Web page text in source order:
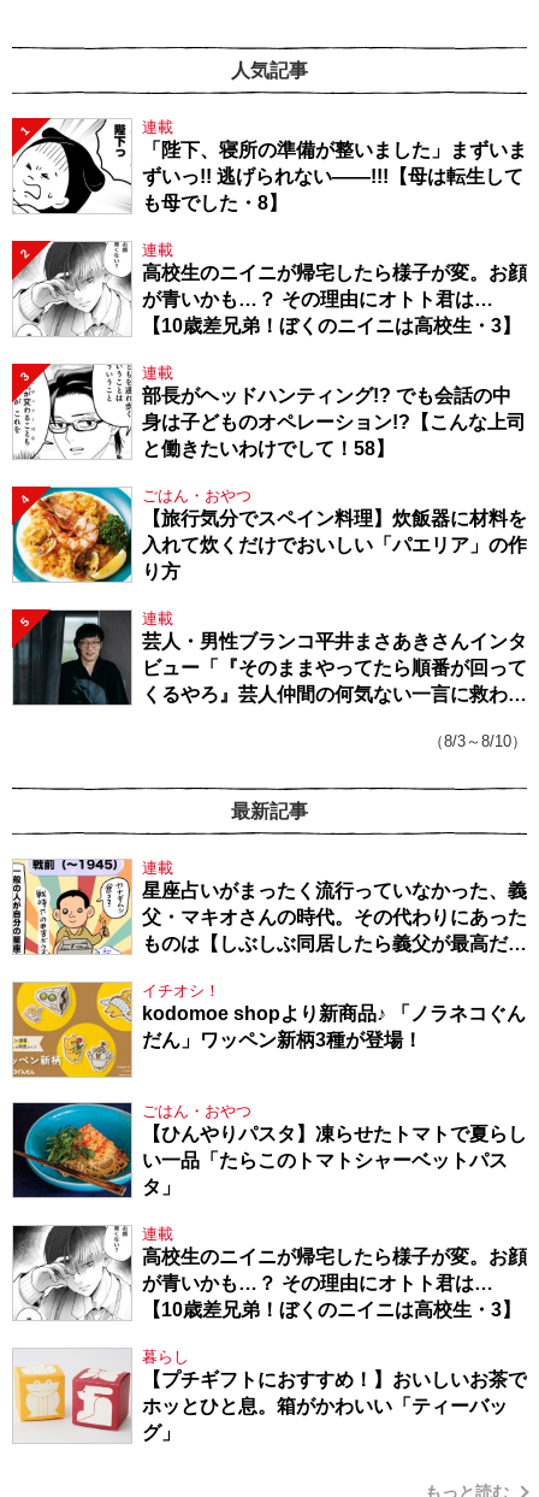
人気記事
1 連載
「陛下、寝所の準備が整いました」まずいま
ずいっ!! 逃げられない――!!!【母は転生して
も母でした・8】
2 連載
高校生のニイニが帰宅したら様子が変。お顔
が青いかも…？ その理由にオトト君は…
【10歳差兄弟！ぼくのニイニは高校生・3】
3 連載
部長がヘッドハンティング!? でも会話の中
身は子どものオペレーション!?【こんな上司
と働きたいわけでして！58】
4 ごはん・おやつ
【旅行気分でスペイン料理】炊飯器に材料を
入れて炊くだけでおいしい「パエリア」の作
り方
5 連載
芸人・男性ブランコ平井まさあきさんインタ
ビュー「『そのままやってたら順番が回って
くるやろ』芸人仲間の何気ない一言に救われ
（8/3～8/10）
最新記事
連載
星座占いがまったく流行っていなかった、義
父・マキオさんの時代。その代わりにあった
ものは【しぶしぶ同居したら義父が最高だっ
イチオシ！
kodomoe shopより新商品♪ 「ノラネコぐん
だん」ワッペン新柄3種が登場！
ごはん・おやつ
【ひんやりパスタ】凍らせたトマトで夏らし
い一品「たらこのトマトシャーベットパス
タ」
連載
高校生のニイニが帰宅したら様子が変。お顔
が青いかも…？ その理由にオトト君は…
【10歳差兄弟！ぼくのニイニは高校生・3】
暮らし
【プチギフトにおすすめ！】おいしいお茶で
ホッとひと息。箱がかわいい「ティーバッ
グ」
もっと読む